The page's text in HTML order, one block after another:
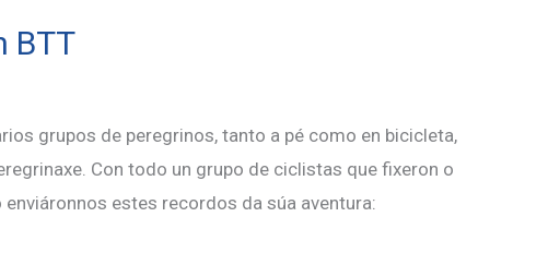
BTT
grupos de peregrinos, tanto a pé como en bicicleta,
Con todo un grupo de ciclistas que fixeron o
estes recordos da súa aventura: